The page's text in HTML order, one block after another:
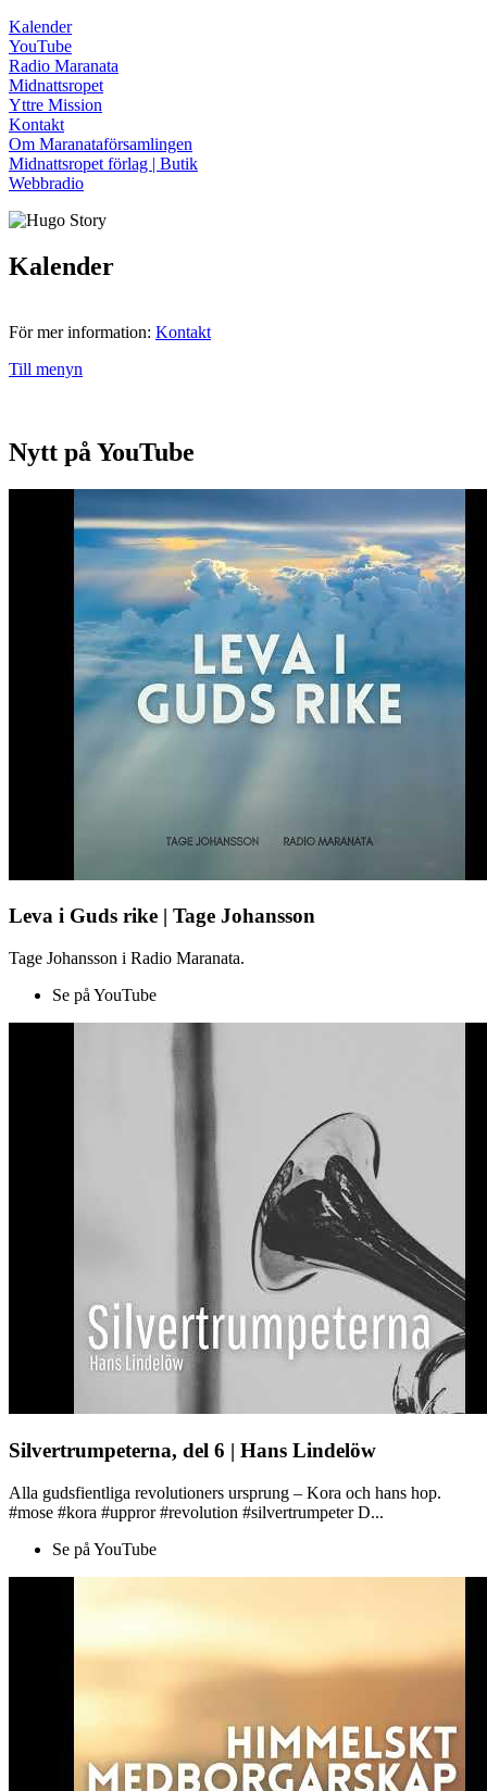
Kalender
YouTube
Radio Maranata
Midnattsropet
Yttre Mission
Kontakt
Om Maranataförsamlingen
Midnattsropet förlag | Butik
Webbradio
Kalender
För mer information: Kontakt
Till menyn
Nytt på YouTube
Leva i Guds rike | Tage Johansson
Tage Johansson i Radio Maranata.
Se på YouTube
Silvertrumpeterna, del 6 | Hans Lindelöw
Alla gudsfientliga revolutioners ursprung – Kora och hans hop.
#mose #kora #uppror #revolution #silvertrumpeter D...
Se på YouTube